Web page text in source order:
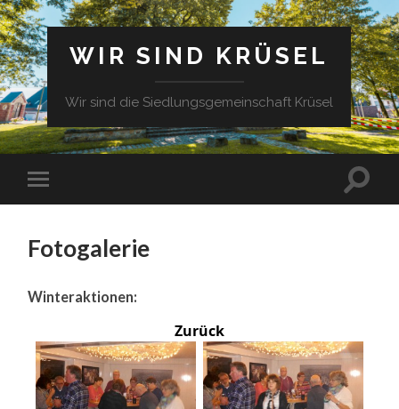
WIR SIND KRÜSEL
Wir sind die Siedlungsgemeinschaft Krüsel
Fotogalerie
Winteraktionen:
Zurück